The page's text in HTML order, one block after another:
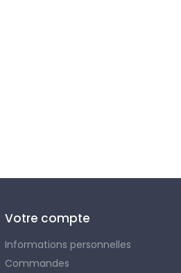
Votre compte
Informations personnelles
Commandes